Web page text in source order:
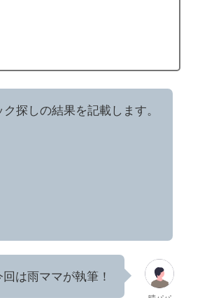
探しの結果を記載します。
回は雨ママが執筆！